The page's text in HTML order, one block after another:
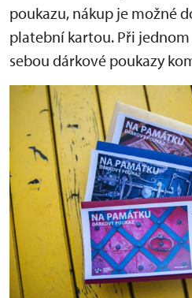
poukazu, nákup je možné
platební kartou. Při
sebou dárkové poukazy